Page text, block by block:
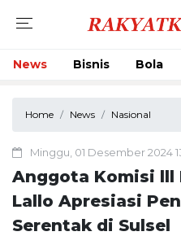
News Bisnis Bola
Home News Nasional
Minggu, 01 Desember 2024
Anggota Komisi lll
Lallo Apresiasi
Serentak di Sulsel